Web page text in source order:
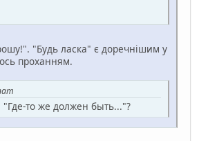
"Будь ласка" є доречнішим у
проханням.
"Где-то же должен быть..."?